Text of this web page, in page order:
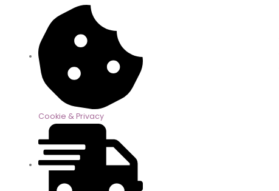
Cookie & Privacy